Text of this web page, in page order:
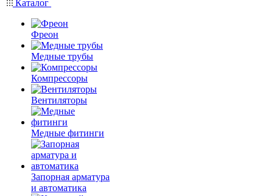
Каталог
Фреон
Медные трубы
Компрессоры
Вентиляторы
Медные фитинги
Запорная арматура
и автоматика